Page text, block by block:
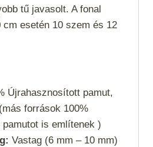
tű javasolt. A fonal
cm esetén 10 szem és 12
Újrahasznosított pamut,
források 100%
is említenek )
Vastag (6 mm – 10 mm)